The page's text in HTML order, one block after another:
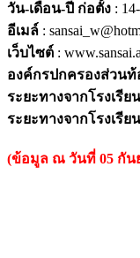
วัน-เดือน-ปี ก่อตั้ง :
อีเมล์ :
เว็บไซต์ :
องค์กรปกครองส่วนท้
ระยะทางจากโรงเรี
ระยะทางจากโรงเรีย
(ข้อมูล ณ วันที่ 05 กันย